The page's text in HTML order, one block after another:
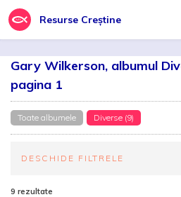
Resurse Creștine
Gary Wilkerson, albumul
pagina 1
Toate albumele Diverse (9)
DESCHIDE FILTRELE
9 rezultate